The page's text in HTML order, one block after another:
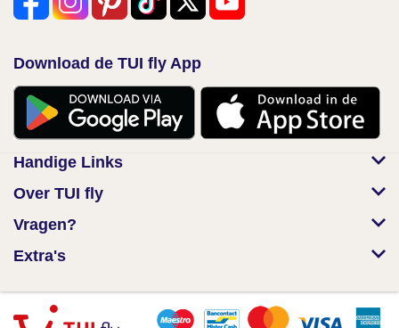
Download de TUI fly App
Handige Links
Over TUI fly
Vragen?
Extra's